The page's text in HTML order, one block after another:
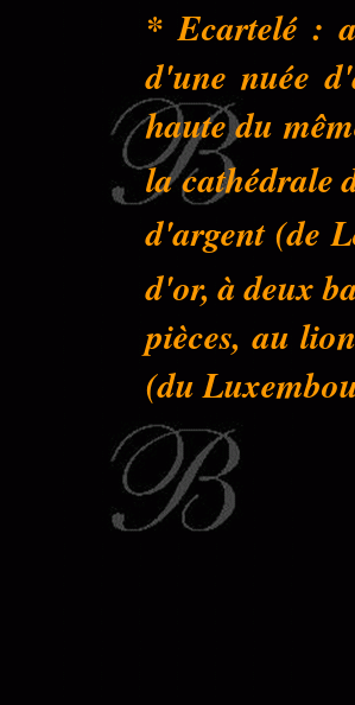
* Ecartelé :
d'une nuée
haute du
la cathédrale
d'argent (de
d'or, à deux
pièces, au
(du